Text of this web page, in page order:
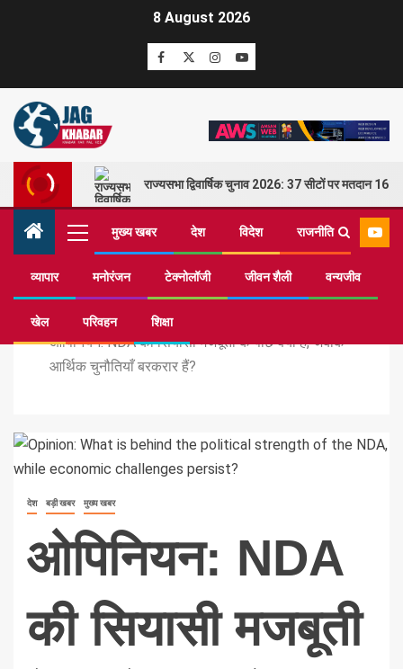
8 August 2026
राज्यसभा द्विवार्षिक चुनाव 2026: 37 सीटों पर मतदान 16
मुख्य खबर देश विदेश राजनीति
व्यापार मनोरंजन टेक्नोलॉजी जीवन शैली वन्यजीव
खेल परिवहन शिक्षा
Home
मुख्य खबर
ओपिनियन: NDA की सियासी मजबूती के पीछे क्या है, जबकि
आर्थिक चुनौतियाँ बरकरार हैं?
देश बड़ी खबर मुख्य खबर
ओपिनियन: NDA
की सियासी मजबूती